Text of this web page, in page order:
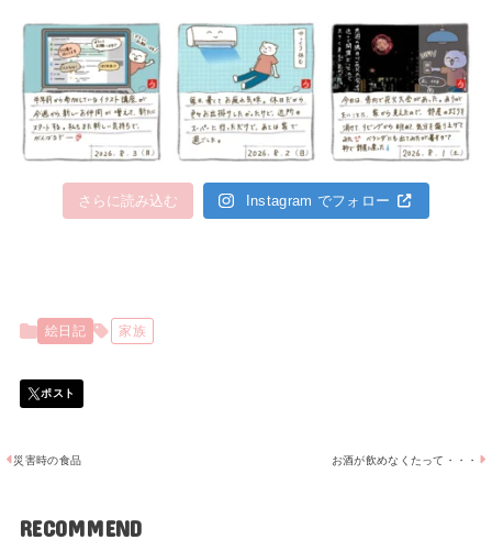
さらに読み込む Instagram でフォロー
絵日記 家族
お酒が飲めなくたって・・・
災害時の食品
RECOMMEND